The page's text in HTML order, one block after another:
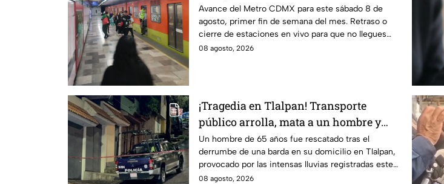
en la Línea B
Avance del Metro CDMX para este sábado 8 de
agosto, primer fin de semana del mes. Retraso o
cierre de estaciones en vivo para que no llegues
tarde.
08 agosto, 2026
¡Tragedia en Tlalpan! Transporte
público arrolla, mata a un hombre y
huye
Un hombre de 65 años fue rescatado tras el
derrumbe de una barda en su domicilio en Tlalpan,
provocado por las intensas lluvias registradas este
viernes en la zona.
08 agosto, 2026